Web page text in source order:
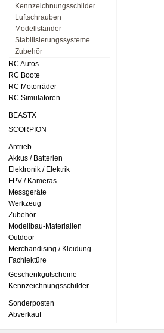
Kennzeichnungsschilder
Luftschrauben
Modellständer
Stabilisierungssysteme
Zubehör
RC Autos
RC Boote
RC Motorräder
RC Simulatoren
BEASTX
SCORPION
Antrieb
Akkus / Batterien
Elektronik / Elektrik
FPV / Kameras
Messgeräte
Werkzeug
Zubehör
Modellbau-Materialien
Outdoor
Merchandising / Kleidung
Fachlektüre
Geschenkgutscheine
Kennzeichnungsschilder
Sonderposten
Abverkauf